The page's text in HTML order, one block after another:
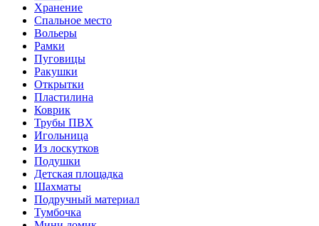
Хранение
Спальное место
Вольеры
Рамки
Пуговицы
Ракушки
Открытки
Пластилина
Коврик
Трубы ПВХ
Игольница
Из лоскутков
Подушки
Детская площадка
Шахматы
Подручный материал
Тумбочка